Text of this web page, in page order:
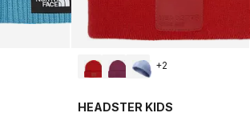
+2
HEADSTER KIDS